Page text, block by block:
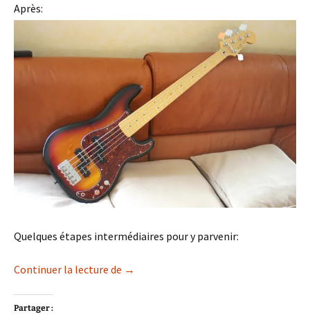
Après:
Quelques étapes intermédiaires pour y parvenir:
Continuer la lecture de Double P Bass
→
Partager :